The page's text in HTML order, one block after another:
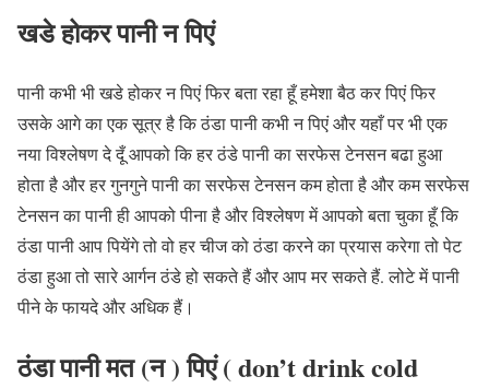
खडे होकर पानी न पिएं
पानी कभी भी खडे होकर न पिएं फिर बता रहा हूँ हमेशा बैठ कर पिएं फिर
उसके आगे का एक सूत्र है कि ठंडा पानी कभी न पिएं और यहाँ पर भी एक
नया विश्लेषण दे दूँ आपको कि हर ठंडे पानी का सरफेस टेनसन बढा हुआ
होता है और हर गुनगुने पानी का सरफेस टेनसन कम होता है और कम सरफेस
टेनसन का पानी ही आपको पीना है और विश्लेषण में आपको बता चुका हूँ कि
ठंडा पानी आप पियेंगे तो वो हर चीज को ठंडा करने का प्रयास करेगा तो पेट
ठंडा हुआ तो सारे आर्गन ठंडे हो सकते हैं और आप मर सकते हैं. लोटे में पानी
पीने के फायदे और अधिक हैं।
ठंडा पानी मत (न ) पिएं ( don’t drink cold